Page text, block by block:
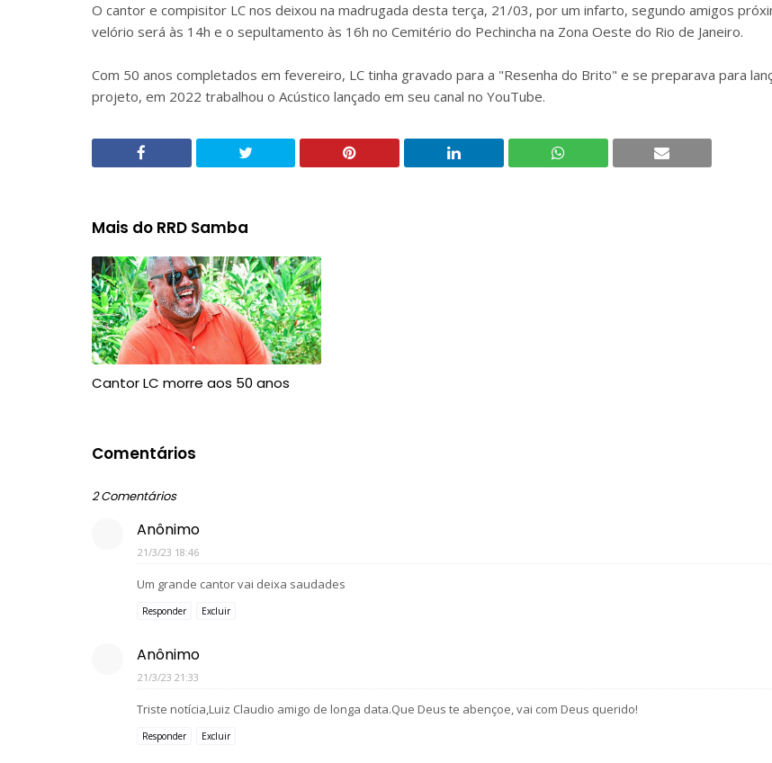
O cantor e compisitor LC nos deixou na madrugada desta terça, 21/03, por um infarto, segundo amigos
velório será às 14h e o sepultamento às 16h no Cemitério do Pechincha na Zona Oeste do Rio de Janeiro.
Com 50 anos completados em fevereiro, LC tinha gravado para a "Resenha do Brito" e se preparava para
projeto, em 2022 trabalhou o Acústico lançado em seu canal no YouTube.
Mais do RRD Samba
Cantor LC morre aos 50 anos
Comentários
2 Comentários
Anônimo
21/3/23 18:46
Um grande cantor vai deixa saudades
Responder Excluir
Anônimo
21/3/23 21:33
Triste notícia,Luiz Claudio amigo de longa data.Que Deus te abençoe, vai com Deus querido!
Responder Excluir